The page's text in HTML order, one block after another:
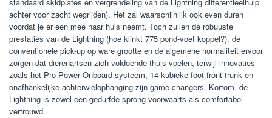
achter voor zacht wegrijden). Het zal waarschijnlijk ook even duren
voordat je er een mee naar huis neemt. Toch zullen de robuuste
prestaties van de Lightning (hoe klinkt 775 pond-voet koppel?), de
conventionele pick-up op ware grootte en de algemene normaliteit ervoor
zorgen dat dierenartsen zich voldoende thuis voelen, terwijl innovaties
zoals het Pro Power Onboard-systeem, 14 kubieke foot front trunk en
onafhankelijke achterwielophanging zijn game changers. Kortom, de
Lightning is zowel een gedurfde sprong voorwaarts als comfortabel
vertrouwd.